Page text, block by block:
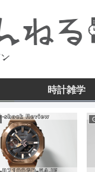
時計雑学